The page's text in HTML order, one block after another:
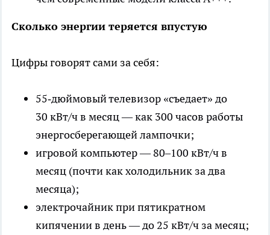
Сколько энергии теряется впустую
Цифры говорят сами за себя:
55‑дюймовый телевизор «съедает» до
30 кВт/ч в месяц — как 300 часов работы
энергосберегающей лампочки;
игровой компьютер — 80–100 кВт/ч в
месяц (почти как холодильник за два
месяца);
электрочайник при пятикратном
кипячении в день — до 25 кВт/ч за месяц;